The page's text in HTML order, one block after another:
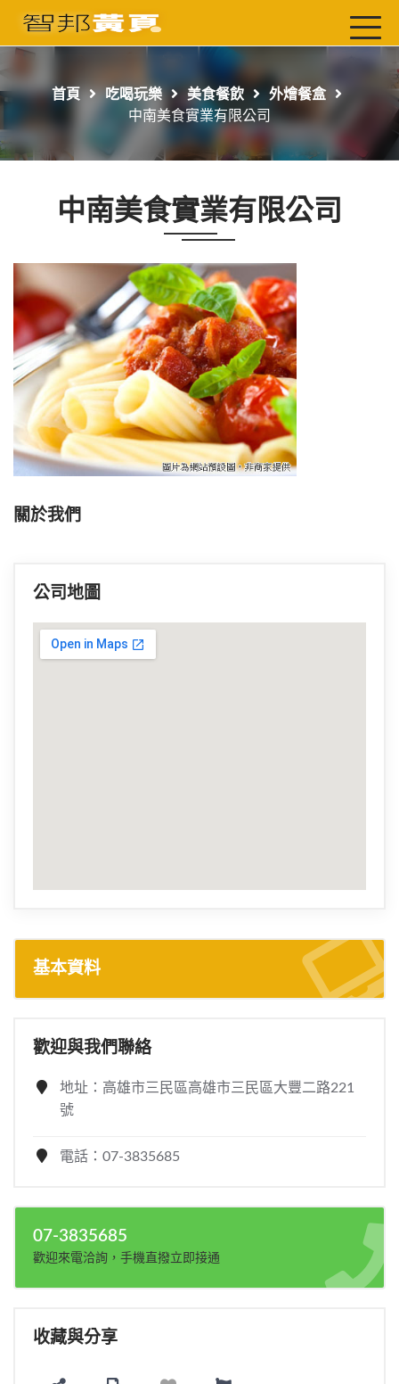
首頁
工商服務
免費刊登
聯絡我們
首頁 吃喝玩樂 美食餐飲
外燴餐盒
中南美食實業有限公司
中南美食實業有限公司
關於我們
公司地圖
基本資料
歡迎與我們聯絡
地址：高雄市三民區高雄市三民區大豐二路221
號
電話：07-3835685
07-3835685
歡迎來電洽詢，手機直撥立即接通
收藏與分享